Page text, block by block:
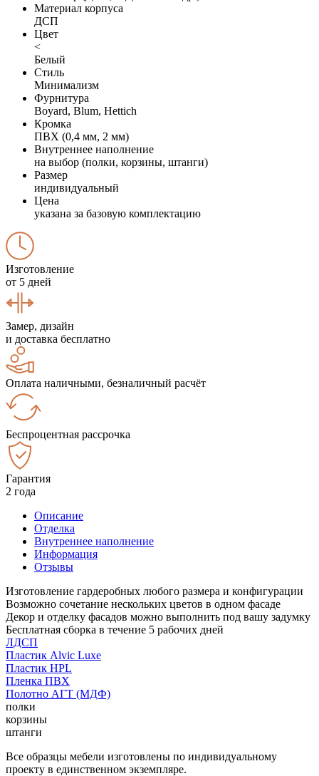
Материал корпуса
ДСП
Цвет
<
Белый
Стиль
Минимализм
Фурнитура
Boyard, Blum, Hettich
Кромка
ПВХ (0,4 мм, 2 мм)
Внутреннее наполнение
на выбор (полки, корзины, штанги)
Размер
индивидуальный
Цена
указана за базовую комплектацию
Изготовление
от 5 дней
Замер, дизайн
и доставка бесплатно
Оплата наличными, безналичный расчёт
Беспроцентная рассрочка
Гарантия
2 года
Описание
Отделка
Внутреннее наполнение
Информация
Отзывы
Изготовление гардеробных любого размера и конфигурации
Возможно сочетание нескольких цветов в одном фасаде
Декор и отделку фасадов можно выполнить под вашу задумку
Бесплатная сборка в течение 5 рабочих дней
ЛДСП
Пластик Alvic Luxe
Пластик HPL
Пленка ПВХ
Полотно АГТ (МДФ)
полки
корзины
штанги
Все образцы мебели изготовлены по индивидуальному
проекту в единственном экземпляре.